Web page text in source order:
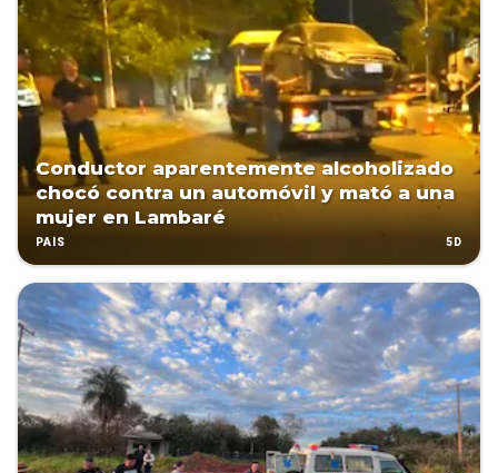
Conductor aparentemente alcoholizado
chocó contra un automóvil y mató a una
mujer en Lambaré
PAÍS 5D